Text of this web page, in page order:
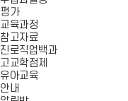
평가
교육과정
참고자료
진로직업백과
고교학점제
유아교육
안내